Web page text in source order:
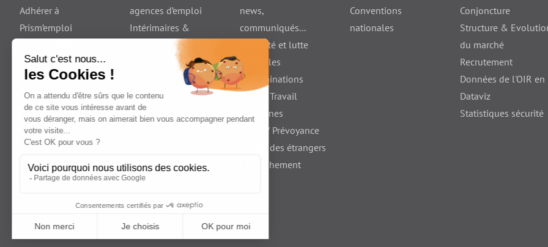
Adhérer à
Prism’emploi
agences d’emploi
Intérimaires &
news,
communiqués...
Diversité et lutte
contre les
discriminations
France Travail
Les jeunes
Santé / Prévoyance
Travail des étrangers
/ Détachement
Conventions
nationales
Conjoncture
Structure &
du marché
Recrutement
Données de l'OIR en
Dataviz
Statistiques sécurité